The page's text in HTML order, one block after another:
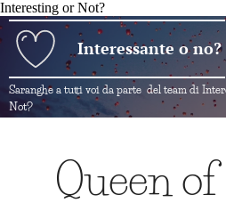
Interesting or Not?
Interessante o no?
Saranghe a tutti voi da parte del team di
Not?
Queen